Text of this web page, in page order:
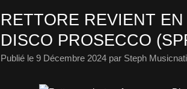
RETTORE REVIENT
DISCO PROSECCO
Publié le 9 Décembre 2024 par Steph